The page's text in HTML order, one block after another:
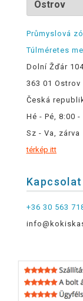
Průmyslová
Túlméretes
Dolní Žďár
363 01 Ostrov
Česká
Hé - Pé, 8:00 -
Sz - Va, zárva
térkép itt
Kapcsolat
+36 30 563